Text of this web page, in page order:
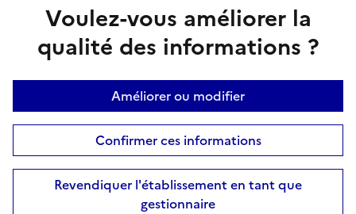
Voulez-vous améliorer la
qualité des informations ?
Améliorer ou modifier
Confirmer ces informations
Revendiquer l'établissement en tant que
gestionnaire